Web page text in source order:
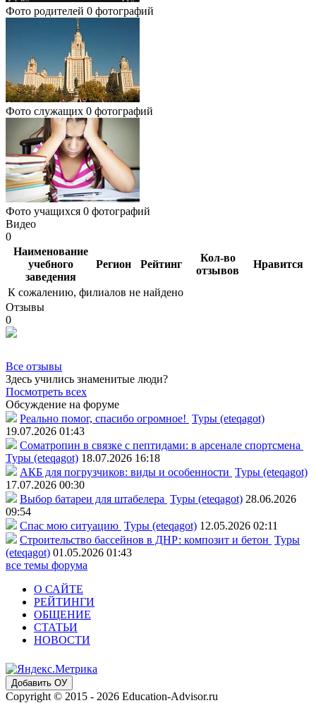
Фото родителей 0 фотографий
Фото служащих 0 фотографий
Фото учащихся 0 фотографий
Видео
0
Наименование
учебного
заведения
Регион Рейтинг
Кол-во
отзывов
Нравится
К сожалению, филиалов не найдено
Отзывы
0
Все отзывы
Здесь учились знаменитые люди?
Посмотреть всех
Обсуждение на форуме
Реально помог, спасибо огромное! Туры (eteqagot)
19.07.2026 01:43
Соматропин в связке с пептидами: в арсенале спортсмена
Туры (eteqagot) 18.07.2026 16:18
АКБ для погрузчиков: виды и особенности Туры (eteqagot)
17.07.2026 00:30
Выбор батареи для штабелера Туры (eteqagot) 28.06.2026
09:54
Спас мою ситуацию Туры (eteqagot) 12.05.2026 02:11
Строительство бассейнов в ДНР: композит и бетон Туры
(eteqagot) 01.05.2026 01:43
все темы форума
О САЙТЕ
РЕЙТИНГИ
ОБЩЕНИЕ
СТАТЬИ
НОВОСТИ
Добавить ОУ
Copyright © 2015 - 2026 Education-Advisor.ru